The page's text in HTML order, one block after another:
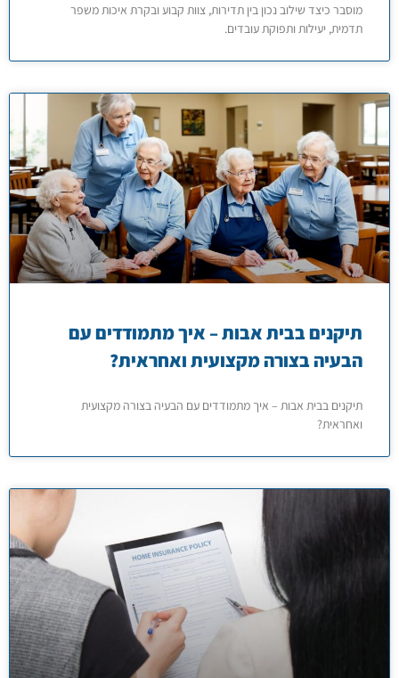
מוסבר כיצד שילוב נכון בין תדירות, צוות קבוע ובקרת איכות משפר
תדמית, יעילות ותפוקת עובדים.
תיקנים בבית אבות – איך מתמודדים עם
הבעיה בצורה מקצועית ואחראית?
תיקנים בבית אבות – איך מתמודדים עם הבעיה בצורה מקצועית
ואחראית?